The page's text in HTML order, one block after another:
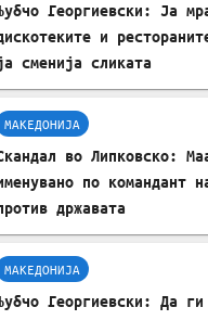
Георгиевски: Ја
и
сменија сликата
МАКЕДОНИЈА
во Липковско:
по командант
државата
МАКЕДОНИЈА
Георгиевски: Да ги